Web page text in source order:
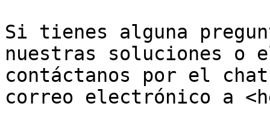
Si tienes alguna
nuestras soluciones o
contáctanos por el
correo electrónico a